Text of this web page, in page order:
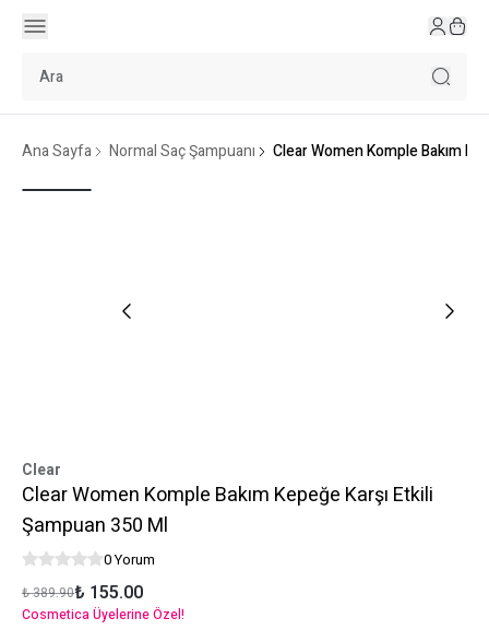
Ana Sayfa Normal Saç Şampuanı Clear Women Komple Bakım
Clear
Clear Women Komple Bakım Kepeğe Karşı Etkili
Şampuan 350 Ml
0 Yorum
₺ 389.90₺ 155.00
Cosmetica Üyelerine Özel!